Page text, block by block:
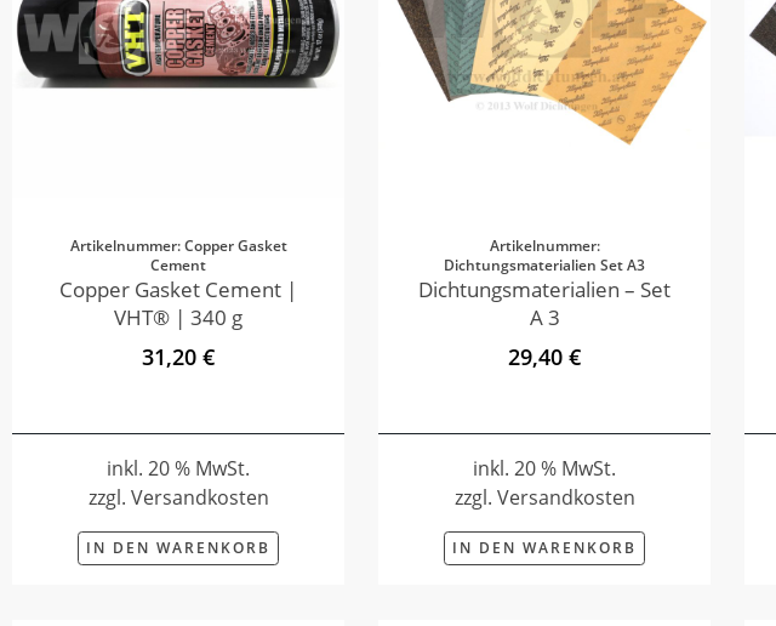
Artikelnummer: Copper Gasket
Cement
Copper Gasket Cement |
VHT® | 340 g
31,20 €
inkl. 20 % MwSt.
zzgl. Versandkosten
IN DEN WARENKORB
Artikelnummer:
Dichtungsmaterialien Set A3
Dichtungsmaterialien – Set
A 3
29,40 €
inkl. 20 % MwSt.
zzgl. Versandkosten
IN DEN WARENKORB